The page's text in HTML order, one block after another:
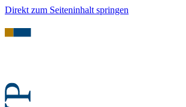
Direkt zum Seiteninhalt springen